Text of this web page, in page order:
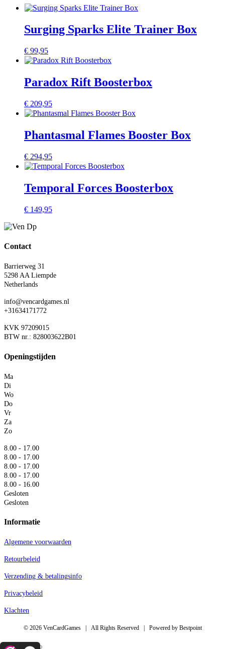
Surging Sparks Elite Trainer Box
€ 99,95
Paradox Rift Boosterbox
€ 209,95
Phantasmal Flames Booster Box
€ 294,95
Temporal Forces Boosterbox
€ 149,95
Contact
Barrierweg 31
5298 AA Liempde
Netherlands
info@vencardgames.nl
+31634171772
KVK 97209015
BTW nr.: 828003622B01
Openingstijden
Ma
Di
Wo
Do
Vr
Za
Zo
8.00 - 17.00
8.00 - 17.00
8.00 - 17.00
8.00 - 17.00
8.00 - 16.00
Gesloten
Gesloten
Informatie
Algemene voorwaarden
Retourbeleid
Verzending & betalingsinfo
Privacybeleid
Klachten
© 2026 VenCardGames | All Rights Reserved | Powered by Bestpoint